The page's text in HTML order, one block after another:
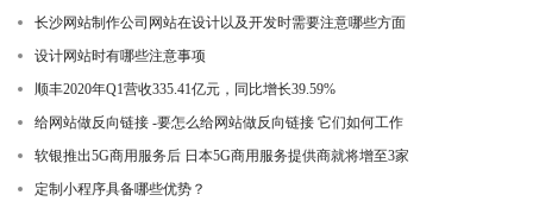
长沙网站制作公司网站在设计以及开发时需要注意哪些方面
设计网站时有哪些注意事项
顺丰2020年Q1营收335.41亿元，同比增长39.59%
给网站做反向链接 -要怎么给网站做反向链接 它们如何工作
软银推出5G商用服务后 日本5G商用服务提供商就将增至3家
定制小程序具备哪些优势？